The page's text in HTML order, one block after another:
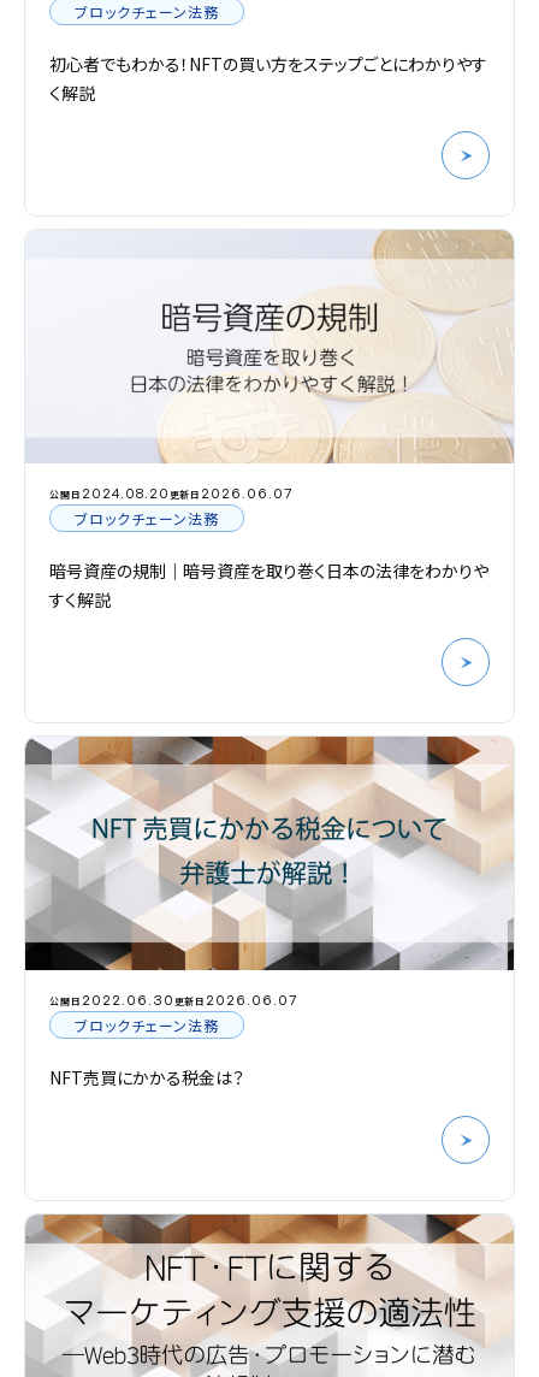
ブロックチェーン法務
初心者でもわかる！NFTの買い方をステップごとにわかりやす
く解説
公開日 2024.08.20 更新日 2026.06.07
ブロックチェーン法務
暗号資産の規制｜暗号資産を取り巻く日本の法律をわかりや
すく解説
公開日 2022.06.30 更新日 2026.06.07
ブロックチェーン法務
NFT売買にかかる税金は？